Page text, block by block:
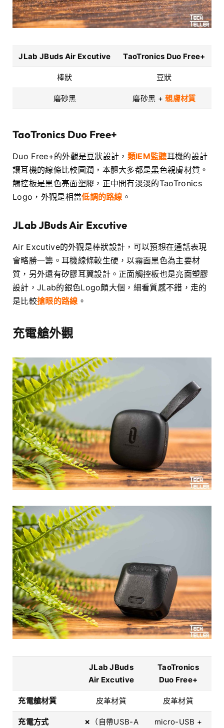
JLab JBuds Air Excutive TaoTronics Duo Free+
棒狀 豆狀
磨砂黑 磨砂黑 +親膚材質
TaoTronics Duo Free+
Duo Free+的外觀是豆狀設計， 類IEM監聽耳機的設計
讓耳機的線條比較圓潤，本體大多都是黑色親膚材質。
觸控板是黑色亮面塑膠，正中間有淡淡的TaoTronics
Logo，外觀是相當低調的路線 。
JLab JBuds Air Excutive
Air Excutive的外觀是棒狀設計，可以預想在通話表現
會略勝一籌。耳機線條較生硬，以霧面黑色為主要材
質，另外還有矽膠耳翼設計。正面觸控板也是亮面塑膠
設計，JLab的銀色Logo頗大個，細看質感不錯，走的
是比較搶眼的路線 。
充電艙外觀
JLab JBuds
Air Excutive
TaoTronics
Duo Free+
充電艙材質 皮革材質 皮革材質
充電方式 ✗
（自帶USB-A
micro-USB +